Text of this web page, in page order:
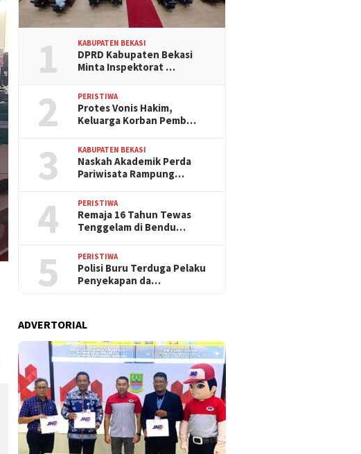
1 KABUPATEN BEKASI
DPRD Kabupaten Bekasi
Minta Inspektorat …
2 PERISTIWA
Protes Vonis Hakim,
Keluarga Korban Pemb…
3 KABUPATEN BEKASI
Naskah Akademik Perda
Pariwisata Rampung…
4 PERISTIWA
Remaja 16 Tahun Tewas
Tenggelam di Bendu…
5 PERISTIWA
Polisi Buru Terduga Pelaku
Penyekapan da…
ADVERTORIAL